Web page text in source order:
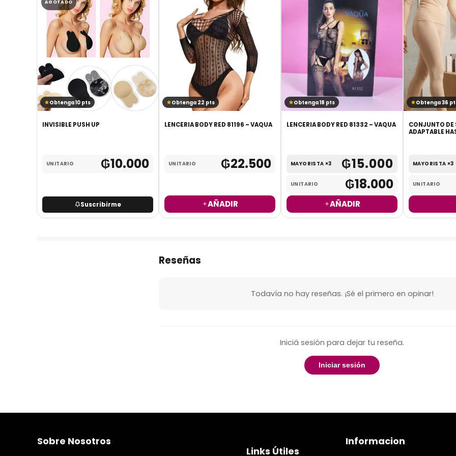
AGOTADO
Obtenga 10 pts
INVISIBLE PUSH UP
UNITARIO ₲10.000
Suscribirme
Obtenga 22 pts
LENCERIA BODY RED 81196 – VAQUA
UNITARIO ₲22.500
AÑADIR
Obtenga 18 pts
LENCERIA BODY RED 81332 – VAQUA
MAYORISTA ×3 ₲15.000
UNITARIO ₲18.000
AÑADIR
Obtenga 36
CONJUNTO DE
ADAPTABLE
MAYORISTA ×3
UNITARIO
Reseñas
Todavía no hay reseñas. ¡Sé el primero en opinar!
Iniciá sesión para dejar tu reseña.
Iniciar sesión
Sobre Nosotros
Links Útiles
Informacion